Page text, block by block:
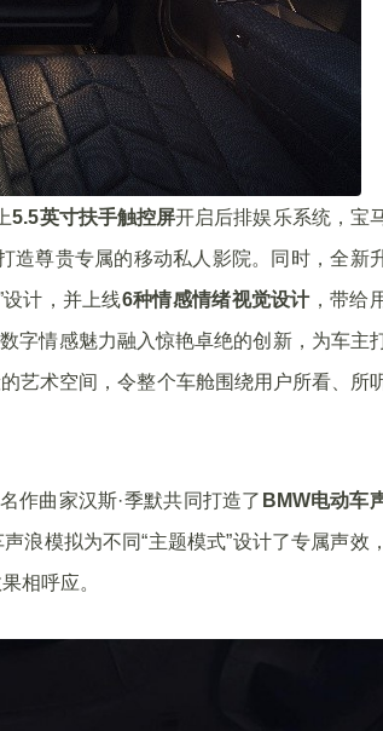
5.5英寸扶手触控屏开启后排娱乐系统，宝
造尊贵专属的移动私人影院。同时，全新
计，并上线6种情感情绪视觉设计，带给
字情感魅力融入惊艳卓绝的创新，为车主
艺术空间，令整个车舱围绕用户所看、所听
作曲家汉斯·季默共同打造了 BMW电动车
浪模拟为不同“主题模式”设计了专属声效
相呼应。